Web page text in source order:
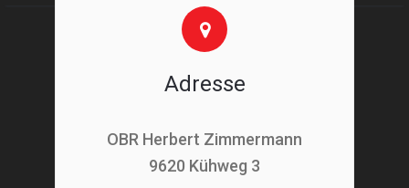
Adresse
OBR Herbert Zimmermann
9620 Kühweg 3